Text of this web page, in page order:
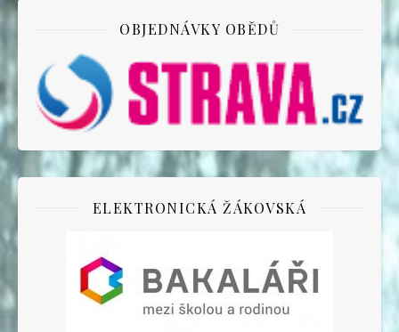
OBJEDNÁVKY OBĚDŮ
ELEKTRONICKÁ ŽÁKOVSKÁ